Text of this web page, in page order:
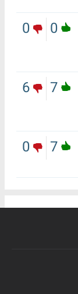
0
0
7
6
7
0